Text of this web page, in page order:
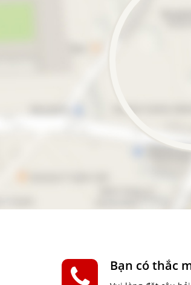
Bạn có thắc